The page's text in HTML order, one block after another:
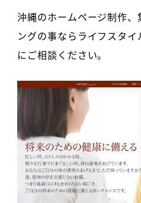
沖縄のホームページ制作、
ングの事ならライフスタ
にご相談ください。